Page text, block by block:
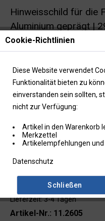
Hinweisschild für die
Aluminium geprägt |
Lieferzeit: 3-4 Tagen
Artikel-Nr.: 11.2605
Cookie-Richtlinien
Diese Website verwendet
Funktionalität bieten zu
einverstanden sein sollten,
nicht zur Verfügung:
Artikel in den Warenkorb
Merkzettel
Artikelempfehlungen
Datenschutz
Schließen